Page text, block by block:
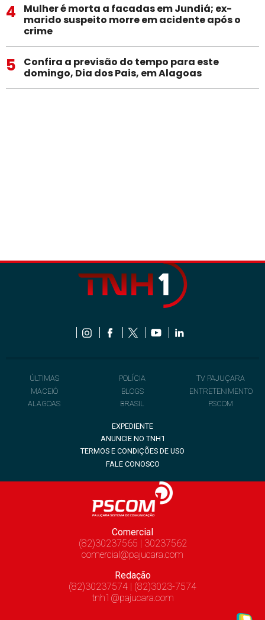
4
Mulher é morta a facadas em Jundiá; ex-
marido suspeito morre em acidente após o
crime
5
Confira a previsão do tempo para este
domingo, Dia dos Pais, em Alagoas
ÚLTIMAS
MACEIÓ
ALAGOAS
POLÍCIA
BLOGS
BRASIL
TV PAJUÇARA
ENTRETENIMENTO
PSCOM
EXPEDIENTE
ANUNCIE NO TNH1
TERMOS E CONDIÇÕES DE USO
FALE CONOSCO
Comercial
(82)30237565 | 30237562
comercial@pajucara.com
Redação
(82)30237574 | (82)3023-7574
tnh1@pajucara.com